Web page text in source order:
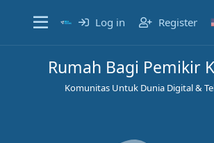
Log in Register
Rumah Bagi Pemikir
Komunitas Untuk Dunia Digital &